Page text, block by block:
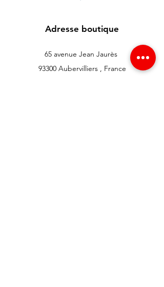
Adresse boutique
65 avenue Jean Jaurès
93300 Aubervilliers , France